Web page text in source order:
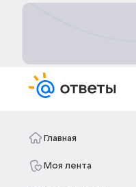
Главная
Моя лента